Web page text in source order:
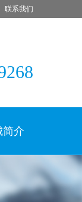
联系我们
简介